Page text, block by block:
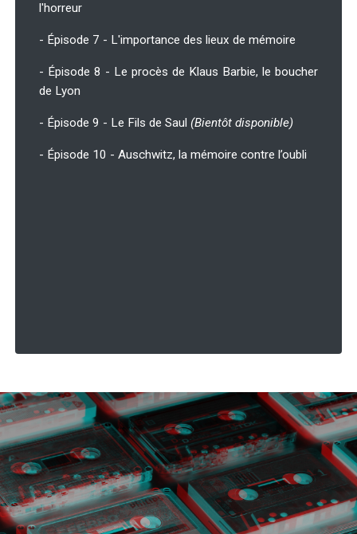
l'horreur
- Épisode 7 - L'importance des lieux de mémoire
- Épisode 8 - Le procès de Klaus Barbie, le boucher
de Lyon
- Épisode 9 - Le Fils de Saul (Bientôt disponible)
- Épisode 10 - Auschwitz, la mémoire contre l’oubli